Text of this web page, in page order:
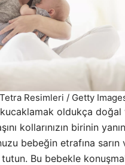
Resimleri / Getty
oldukça doğal
kollarınızın birinin
bebeğin etrafına
Bu bebekle